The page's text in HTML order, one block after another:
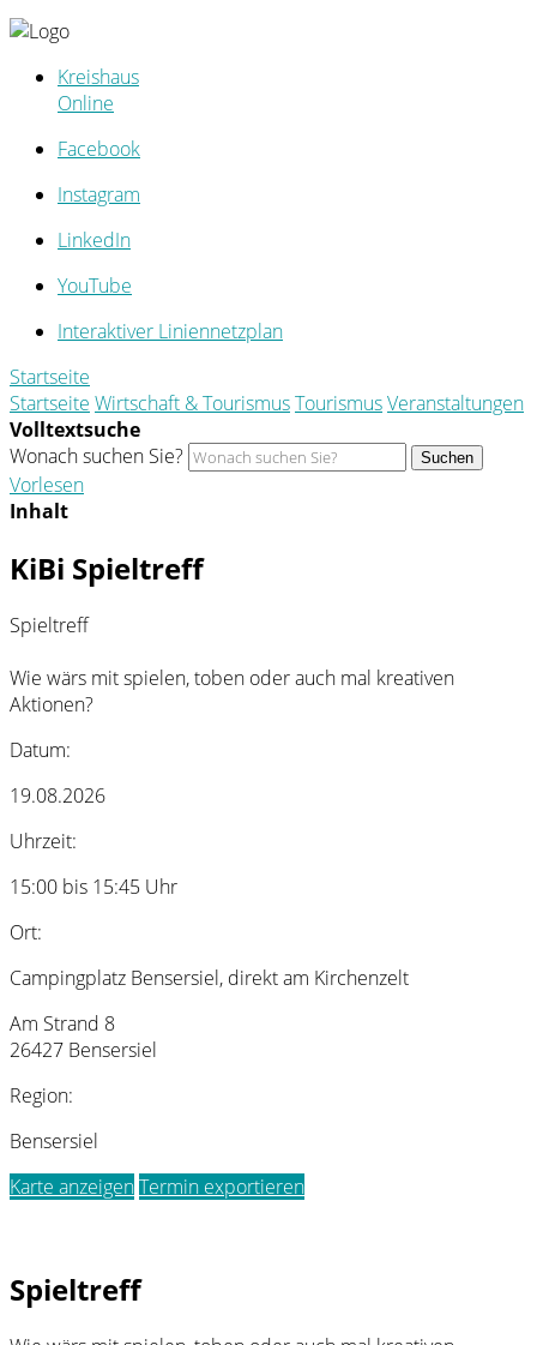
Kreishaus
Online
Facebook
Instagram
LinkedIn
YouTube
Interaktiver Liniennetzplan
Startseite
Startseite Wirtschaft & TourismusTourismusVeranstaltungen
Volltextsuche
Wonach suchen Sie?
Suchen
Vorlesen
Inhalt
KiBi Spieltreff
Spieltreff
Wie wärs mit spielen, toben oder auch mal kreativen
Aktionen?
Datum:
19.08.2026
Uhrzeit:
15:00 bis 15:45 Uhr
Ort:
Campingplatz Bensersiel, direkt am Kirchenzelt
Am Strand 8
26427 Bensersiel
Region:
Bensersiel
Karte anzeigenTermin exportieren
Spieltreff